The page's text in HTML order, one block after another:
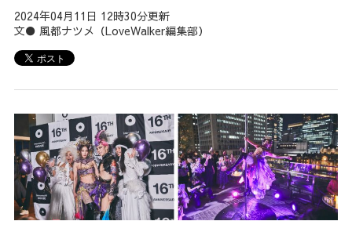
2024年04月11日 12時30分更新
文● 風都ナツメ（LoveWalker編集部）